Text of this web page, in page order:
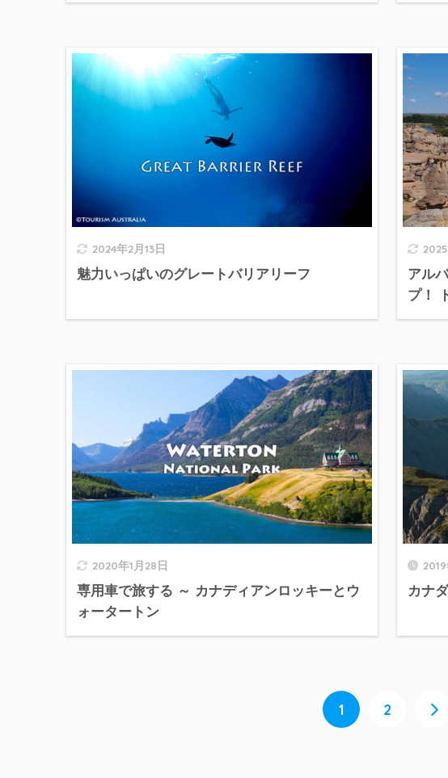
2024年2月13日
魅力いっぱいのグレートバリアリーフ
アル
プ！
2020年1月28日
専用車で旅する ～ カナディアンロッキーとウ
ォータートン
カナ
1 2